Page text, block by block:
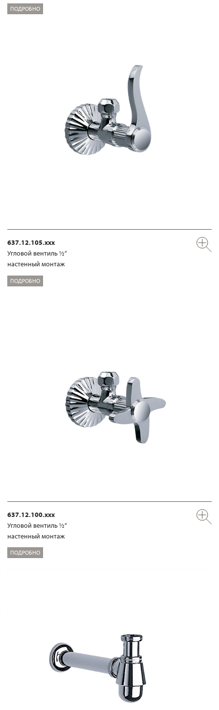
ПОДРОБНО
637.12.105.xxx
Угловой вентиль ½“
настенный монтаж
ПОДРОБНО
637.12.100.xxx
Угловой вентиль ½“
настенный монтаж
ПОДРОБНО